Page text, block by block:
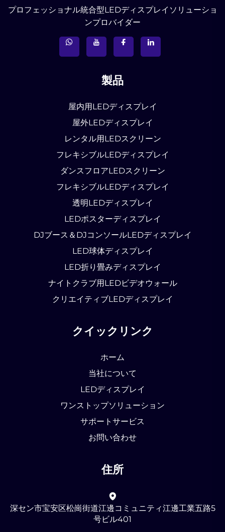
プロフェッショナル統合型LEDディスプレイソリューショ
ンプロバイダー
製品
屋内用LEDディスプレイ
屋外LEDディスプレイ
レンタル用LEDスクリーン
フレキシブルLEDディスプレイ
ダンスフロアLEDスクリーン
フレキシブルLEDディスプレイ
透明LEDディスプレイ
LEDポスターディスプレイ
DJブース＆DJコンソールLEDディスプレイ
LED球体ディスプレイ
LED折り畳みディスプレイ
ナイトクラブ用LEDビデオウォール
クリエイティブLEDディスプレイ
クイックリンク
ホーム
当社について
LEDディスプレイ
ワンストップソリューション
サポートサービス
お問い合わせ
住所
深セン市宝安区松崗街道江邊コミュニティ江邊工業五路5
号ビル401